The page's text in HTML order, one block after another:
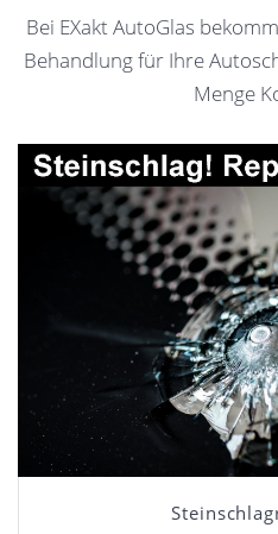
Bei EXakt AutoGlas
Behandlung für Ihre
Menge